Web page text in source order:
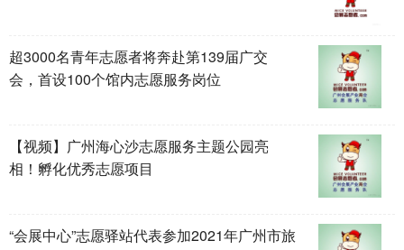
超3000名青年志愿者将奔赴第139届广交
会，首设100个馆内志愿服务岗位
【视频】广州海心沙志愿服务主题公园亮
相！孵化优秀志愿项目
“会展中心”志愿驿站代表参加2021年广州市旅